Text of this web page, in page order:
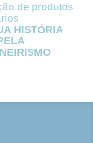
de produtos
HISTÓRIA